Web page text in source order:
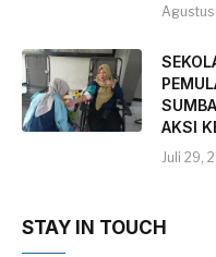
AKSI
Juli 29,
STAY IN TOUCH